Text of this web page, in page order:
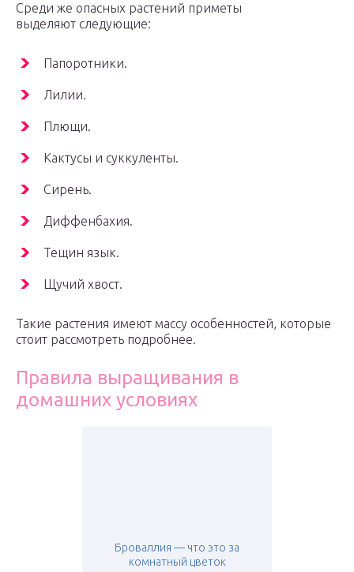
Среди же опасных растений приметы
выделяют следующие:
Папоротники.
Лилии.
Плющи.
Кактусы и суккуленты.
Сирень.
Диффенбахия.
Тещин язык.
Щучий хвост.
Такие растения имеют массу особенностей, которые
стоит рассмотреть подробнее.
Правила выращивания в
домашних условиях
Броваллия — что это за
комнатный цветок